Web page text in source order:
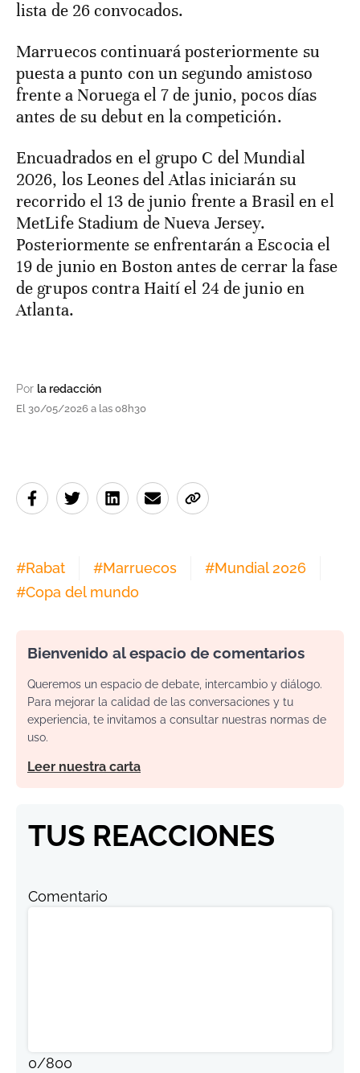
lista de 26 convocados.
Marruecos continuará posteriormente su
puesta a punto con un segundo amistoso
frente a Noruega el 7 de junio, pocos días
antes de su debut en la competición.
Encuadrados en el grupo C del Mundial
2026, los Leones del Atlas iniciarán su
recorrido el 13 de junio frente a Brasil en el
MetLife Stadium de Nueva Jersey.
Posteriormente se enfrentarán a Escocia el
19 de junio en Boston antes de cerrar la fase
de grupos contra Haití el 24 de junio en
Atlanta.
Por la redacción
El 30/05/2026 a las 08h30
#Rabat #Marruecos #Mundial 2026
#Copa del mundo
Bienvenido al espacio de comentarios
Queremos un espacio de debate, intercambio y diálogo.
Para mejorar la calidad de las conversaciones y tu
experiencia, te invitamos a consultar nuestras normas de
uso.
Leer nuestra carta
TUS REACCIONES
Comentario
0/800